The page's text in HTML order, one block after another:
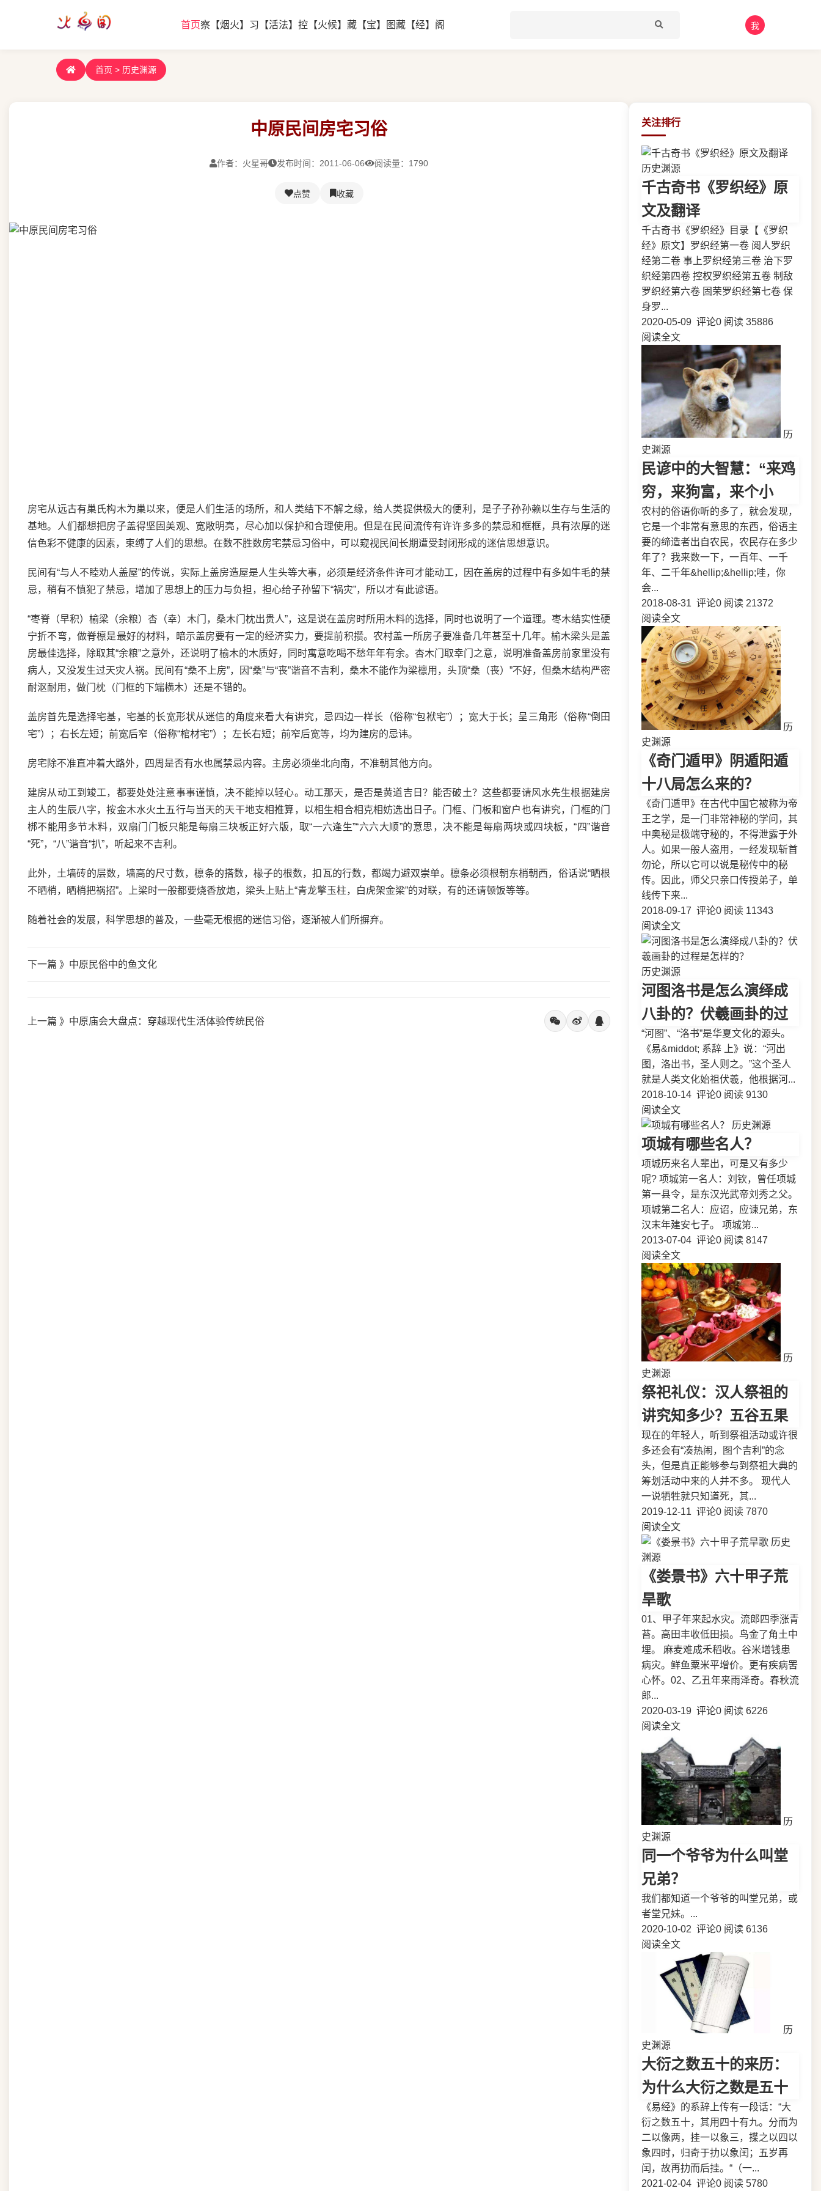
首页察【烟火】 习【活法】控【火候】藏【宝】图藏【经】阁 我
首页 > 历史渊源
中原民间房宅习俗
作者：火星哥 发布时间：2011-06-06 阅读量：1790
点赞 收藏
房宅从远古有巢氏构木为巢以来，便是人们生活的场所，和人类结下不解之缘，给人类提供极大的便利，是子子孙孙赖以生存与生活的
基地。人们都想把房子盖得坚固美观、宽敞明亮，尽心加以保护和合理使用。但是在民间流传有许许多多的禁忌和框框，具有浓厚的迷
信色彩不健康的因素，束缚了人们的思想。在数不胜数房宅禁忌习俗中，可以窥视民间长期遭受封闭形成的迷信思想意识。
民间有“与人不睦劝人盖屋”的传说，实际上盖房造屋是人生头等大事，必须是经济条件许可才能动工，因在盖房的过程中有多如牛毛的禁
忌，稍有不慎犯了禁忌，增加了思想上的压力与负担，担心给子孙留下“祸灾”，所以才有此谚语。
“枣脊（早积）榆梁（余粮）杏（幸）木门，桑木门枕出贵人”，这是说在盖房时所用木料的选择，同时也说明了一个道理。枣木结实性硬
宁折不弯，做脊檩是最好的材料，暗示盖房要有一定的经济实力，要提前积攒。农村盖一所房子要准备几年甚至十几年。榆木梁头是盖
房最佳选择，除取其“余粮”之意外，还说明了榆木的木质好，同时寓意吃喝不愁年年有余。杏木门取幸门之意，说明准备盖房前家里没有
病人，又没发生过天灾人祸。民间有“桑不上房”，因“桑”与“丧”谐音不吉利，桑木不能作为梁檩用，头顶“桑（丧）”不好，但桑木结构严密
耐沤耐用，做门枕（门框的下端横木）还是不错的。
盖房首先是选择宅基，宅基的长宽形状从迷信的角度来看大有讲究，忌四边一样长（俗称“包袱宅”）；宽大于长；呈三角形（俗称“倒田
宅”）；右长左短；前宽后窄（俗称“棺材宅”）；左长右短；前窄后宽等，均为建房的忌讳。
房宅除不准直冲着大路外，四周是否有水也属禁忌内容。主房必须坐北向南，不准朝其他方向。
建房从动工到竣工，都要处处注意事事谨慎，决不能掉以轻心。动工那天，是否是黄道吉日？能否破土？这些都要请风水先生根据建房
主人的生辰八字，按金木水火土五行与当天的天干地支相推算，以相生相合相克相妨选出日子。门框、门板和窗户也有讲究，门框的门
梆不能用多节木料，双扇门门板只能是每扇三块板正好六版，取“一六逢生”“六六大顺”的意思，决不能是每扇两块或四块板，“四”谐音
“死”，“八”谐音“扒”，听起来不吉利。
此外，土墙砖的层数，墙高的尺寸数，檩条的搭数，椽子的根数，扣瓦的行数，都竭力避双崇单。檩条必须根朝东梢朝西，俗话说“晒根
不晒梢，晒梢把祸招”。上梁时一般都要烧香放炮，梁头上贴上“青龙擎玉柱，白虎架金梁”的对联，有的还请顿饭等等。
随着社会的发展，科学思想的普及，一些毫无根据的迷信习俗，逐渐被人们所摒弃。
下一篇 》 中原民俗中的鱼文化
上一篇 》 中原庙会大盘点：穿越现代生活体验传统民俗
关注排行
历史渊源
千古奇书《罗织经》原
文及翻译
千古奇书《罗织经》目录【《罗织
经》原文】罗织经第一卷 阅人罗织
经第二卷 事上罗织经第三卷 治下罗
织经第四卷 控权罗织经第五卷 制敌
罗织经第六卷 固荣罗织经第七卷 保
身罗...
2020-05-09 评论0 阅读 35886
阅读全文
历
史渊源
民谚中的大智慧：“来鸡
穷，来狗富，来个小
农村的俗语你听的多了，就会发现，
它是一个非常有意思的东西，俗语主
要的缔造者出自农民，农民存在多少
年了？我来数一下，一百年、一千
年、二千年&hellip;&hellip;哇，你
会...
2018-08-31 评论0 阅读 21372
阅读全文
历
史渊源
《奇门遁甲》阴遁阳遁
十八局怎么来的？
《奇门遁甲》在古代中国它被称为帝
王之学，是一门非常神秘的学问，其
中奥秘是极端守秘的，不得泄露于外
人。如果一般人盗用，一经发现斩首
勿论，所以它可以说是秘传中的秘
传。因此，师父只亲口传授弟子，单
线传下来...
2018-09-17 评论0 阅读 11343
阅读全文
历史渊源
河图洛书是怎么演绎成
八卦的？伏羲画卦的过
“河图”、“洛书”是华夏文化的源头。
《易&middot; 系辞 上》说：“河出
图，洛出书，圣人则之。”这个圣人
就是人类文化始祖伏羲，他根据河...
2018-10-14 评论0 阅读 9130
阅读全文
历史渊源
项城有哪些名人？
项城历来名人辈出，可是又有多少
呢? 项城第一名人：刘钦，曾任项城
第一县令，是东汉光武帝刘秀之父。
项城第二名人：应诏，应谏兄弟，东
汉末年建安七子。 项城第...
2013-07-04 评论0 阅读 8147
阅读全文
历
史渊源
祭祀礼仪：汉人祭祖的
讲究知多少？五谷五果
现在的年轻人，听到祭祖活动或许很
多还会有“凑热闹，图个吉利”的念
头，但是真正能够参与到祭祖大典的
筹划活动中来的人并不多。 现代人
一说牺牲就只知道死，其...
2019-12-11 评论0 阅读 7870
阅读全文
历史
渊源
《娄景书》六十甲子荒
旱歌
01、甲子年来起水灾。流郎四季涨青
苔。高田丰收低田损。鸟金了角土中
埋。 麻麦难成禾稻收。谷米增钱患
病灾。鲜鱼粟米平增价。更有疾病罟
心怀。02、乙丑年来雨泽奇。春秋流
郎...
2020-03-19 评论0 阅读 6226
阅读全文
历
史渊源
同一个爷爷为什么叫堂
兄弟？
我们都知道一个爷爷的叫堂兄弟，或
者堂兄妹。...
2020-10-02 评论0 阅读 6136
阅读全文
历
史渊源
大衍之数五十的来历：
为什么大衍之数是五十
《易经》的系辞上传有一段话：“大
衍之数五十，其用四十有九。分而为
二以像两，挂一以象三，揲之以四以
象四时，归奇于扐以象闰；五岁再
闰，故再扐而后挂。“（一...
2021-02-04 评论0 阅读 5780